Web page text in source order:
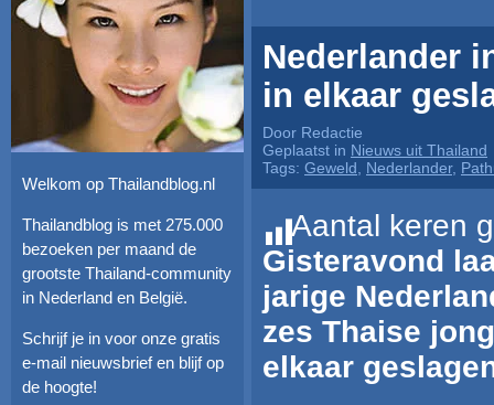
Welkom op Thailandblog.nl
Thailandblog is met 275.000
bezoeken per maand de
grootste Thailand-community
in Nederland en België.
Schrijf je in voor onze gratis
e-mail nieuwsbrief en blijf op
de hoogte!
Nederlander
in elkaar
Door Redactie
Geplaatst in Nieuws uit Thailand
Tags: Geweld Nederlander,
Aantal keren
Gisteravond
jarige
zes Thaise
elkaar